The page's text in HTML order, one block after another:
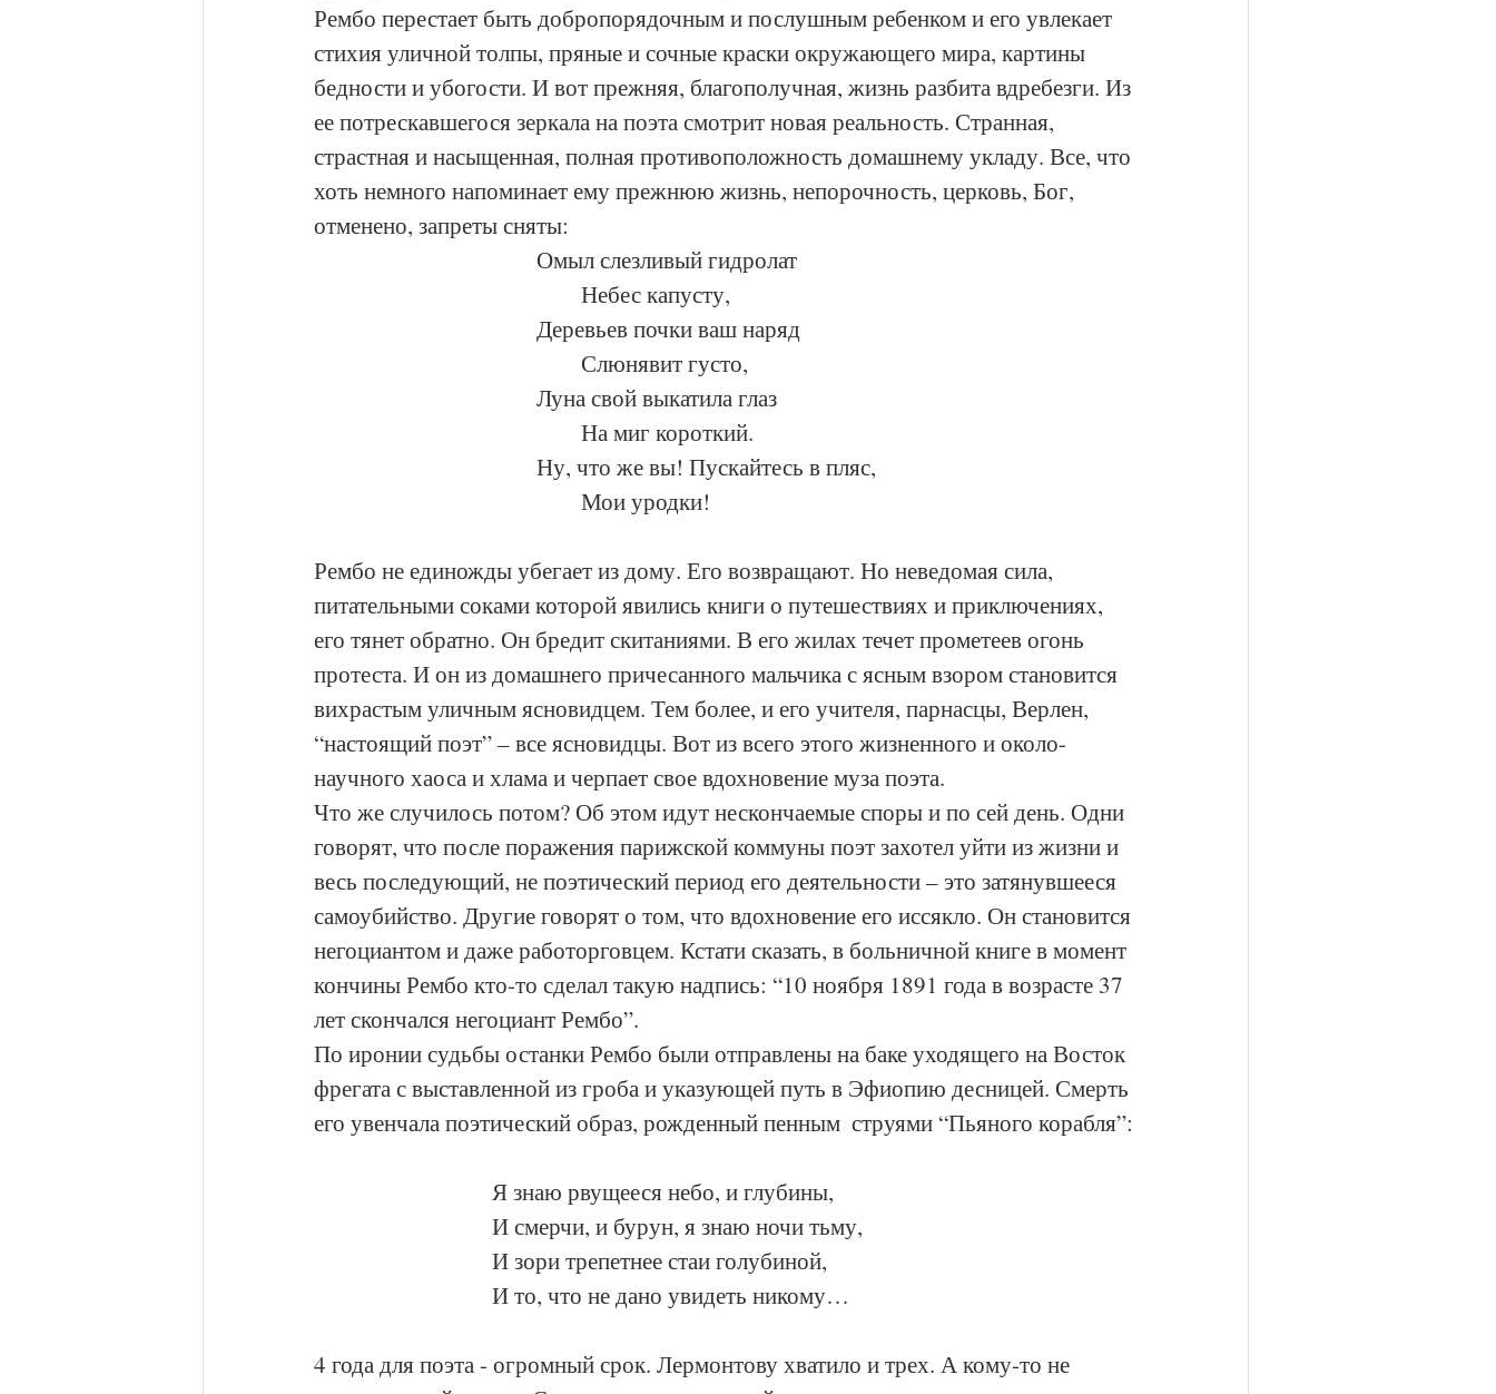
Рембо перестает быть добропорядочным и послушным ребенком и его увлекает
стихия уличной толпы, пряные и сочные краски окружающего мира, картины
бедности и убогости. И вот прежняя, благополучная, жизнь разбита вдребезги. Из
ее потрескавшегося зеркала на поэта смотрит новая реальность. Странная,
страстная и насыщенная, полная противоположность домашнему укладу. Все, что
хоть немного напоминает ему прежнюю жизнь, непорочность, церковь, Бог,
отменено, запреты сняты:
					Омыл слезливый гидролат
						Небес капусту,
					Деревьев почки ваш наряд
						Слюнявит густо,
					Луна свой выкатила глаз
						На миг короткий.
					Ну, что же вы! Пускайтесь в пляс,
						Мои уродки!
Рембо не единожды убегает из дому. Его возвращают. Но неведомая сила,
питательными соками которой явились книги о путешествиях и приключениях,
его тянет обратно. Он бредит скитаниями. В его жилах течет прометеев огонь
протеста. И он из домашнего причесанного мальчика с ясным взором становится
вихрастым уличным ясновидцем. Тем более, и его учителя, парнасцы, Верлен,
“настоящий поэт” – все ясновидцы. Вот из всего этого жизненного и около-
научного хаоса и хлама и черпает свое вдохновение муза поэта.
Что же случилось потом? Об этом идут нескончаемые споры и по сей день. Одни
говорят, что после поражения парижской коммуны поэт захотел уйти из жизни и
весь последующий, не поэтический период его деятельности – это затянувшееся
самоубийство. Другие говорят о том, что вдохновение его иссякло. Он становится
негоциантом и даже работорговцем. Кстати сказать, в больничной книге в момент
кончины Рембо кто-то сделал такую надпись: “10 ноября 1891 года в возрасте 37
лет скончался негоциант Рембо”.
По иронии судьбы останки Рембо были отправлены на баке уходящего на Восток
фрегата с выставленной из гроба и указующей путь в Эфиопию десницей. Смерть
его увенчала поэтический образ, рожденный пенным  струями “Пьяного корабля”:
				Я знаю рвущееся небо, и глубины,
				И смерчи, и бурун, я знаю ночи тьму,
				И зори трепетнее стаи голубиной,
				И то, что не дано увидеть никому…
4 года для поэта - огромный срок. Лермонтову хватило и трех. А кому-то не